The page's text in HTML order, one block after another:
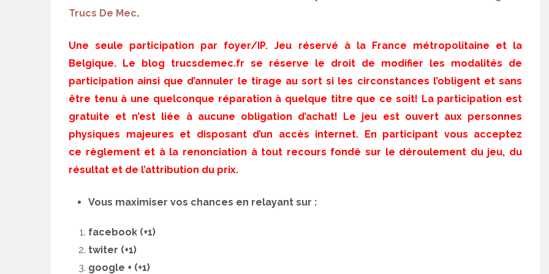
Trucs De Mec.
Une seule participation par foyer/IP. Jeu réservé à la France métropolitaine et la
Belgique. Le blog trucsdemec.fr se réserve le droit de modifier les modalités de
participation ainsi que d’annuler le tirage au sort si les circonstances l’obligent et sans
être tenu à une quelconque réparation à quelque titre que ce soit! La participation est
gratuite et n’est liée à aucune obligation d’achat! Le jeu est ouvert aux personnes
physiques majeures et disposant d’un accès internet. En participant vous acceptez
ce règlement et à la renonciation à tout recours fondé sur le déroulement du jeu, du
résultat et de l’attribution du prix.
Vous maximiser vos chances en relayant sur :
facebook (+1)
twiter (+1)
google + (+1)